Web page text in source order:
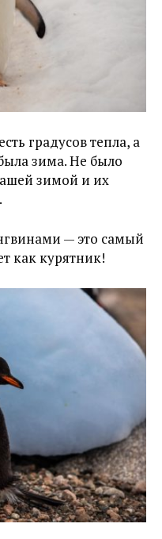
градусов тепла, а
зима. Не было
зимой и их
— это самый
как курятник!